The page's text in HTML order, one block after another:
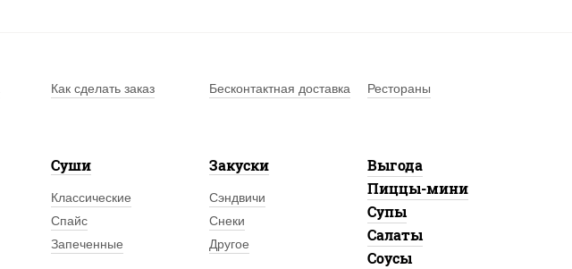
Как сделать заказ Бесконтактная доставка
Рестораны
Суши
Классические
Спайс
Запеченные
Закуски
Сэндвичи
Снеки
Другое
Выгода
Пиццы-мини
Супы
Салаты
Соусы